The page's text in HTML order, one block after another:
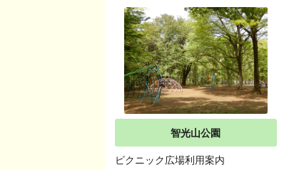
智光山公園
ピクニック広場利用案内